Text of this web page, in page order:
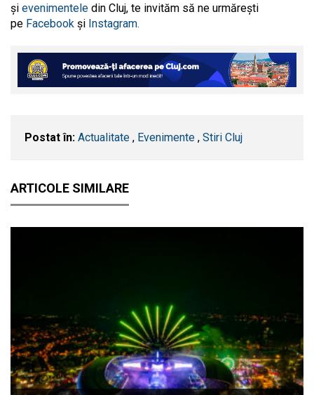
și evenimentele din Cluj, te invităm să ne urmărești
pe Facebook și Instagram.
Postat în: Actualitate , Evenimente , Stiri Cluj
ARTICOLE SIMILARE